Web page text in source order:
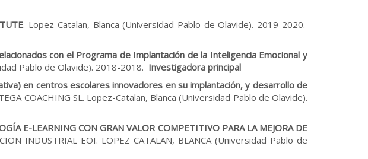
. Lopez-Catalan, Blanca (Universidad Pablo de Olavide). 2019-2020.
con el Programa de Implantación de la Inteligencia Emocional y
Pablo de Olavide). 2018-2018. Investigadora principal
en centros escolares innovadores en su implantación, y desarrollo de
COACHING SL. Lopez-Catalan, Blanca (Universidad Pablo de Olavide).
E-LEARNING CON GRAN VALOR COMPETITIVO PARA LA MEJORA DE
INDUSTRIAL EOI. LOPEZ CATALAN, BLANCA (Universidad Pablo de